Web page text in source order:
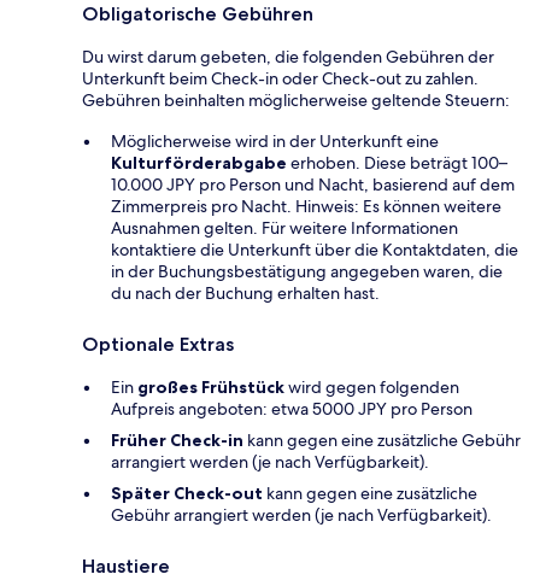
Obligatorische Gebühren
Du wirst darum gebeten, die folgenden Gebühren der
Unterkunft beim Check-in oder Check-out zu zahlen.
Gebühren beinhalten möglicherweise geltende Steuern:
Möglicherweise wird in der Unterkunft eine
Kulturförderabgabe erhoben. Diese beträgt 100–
10.000 JPY pro Person und Nacht, basierend auf dem
Zimmerpreis pro Nacht. Hinweis: Es können weitere
Ausnahmen gelten. Für weitere Informationen
kontaktiere die Unterkunft über die Kontaktdaten, die
in der Buchungsbestätigung angegeben waren, die
du nach der Buchung erhalten hast.
Optionale Extras
Ein großes Frühstückwird gegen folgenden
Aufpreis angeboten: etwa 5000 JPY pro Person
Früher Check-in kann gegen eine zusätzliche Gebühr
arrangiert werden (je nach Verfügbarkeit).
Später Check-out kann gegen eine zusätzliche
Gebühr arrangiert werden (je nach Verfügbarkeit).
Haustiere